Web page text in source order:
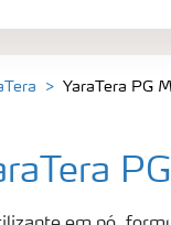
YaraTera PG